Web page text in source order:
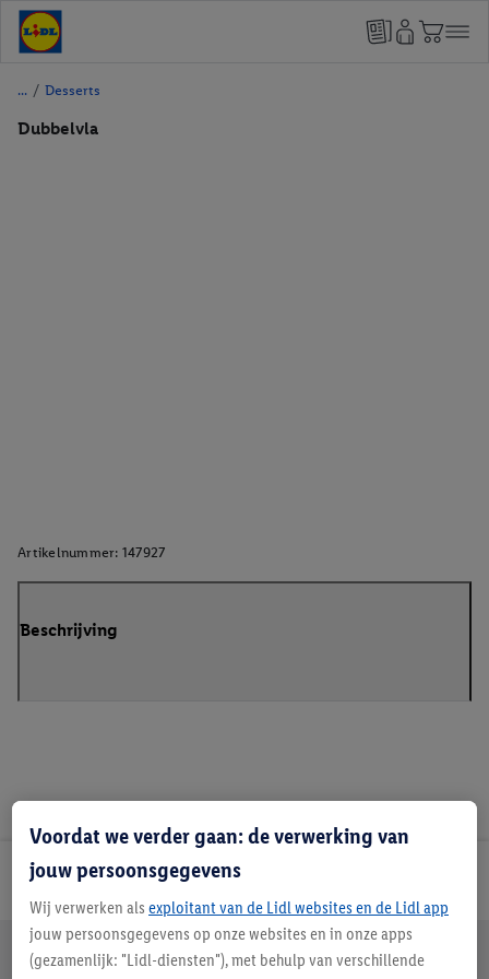
/ Desserts
Dubbelvla
Artikelnummer: 147927
Beschrijving
Lidl Nieuwsbrief
Jouw voordelen bij ons als Lidl webshop klant
Gratis retourneren Veilig winkelen
Voordat we verder gaan: de verwerking van
jouw persoonsgegevens
Wij verwerken als exploitant van de Lidl websites en de Lidl app
jouw persoonsgegevens op onze websites en in onze apps
(gezamenlijk: "Lidl-diensten"), met behulp van verschillende